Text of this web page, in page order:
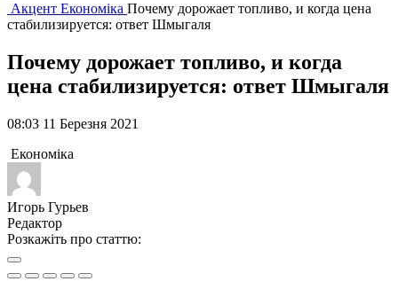
Акцент Економіка Почему дорожает топливо, и когда цена
стабилизируется: ответ Шмыгаля
Почему дорожает топливо, и когда
цена стабилизируется: ответ Шмыгаля
08:03 11 Березня 2021
Економіка
Игорь Гурьев
Редактор
Розкажіть про статтю: